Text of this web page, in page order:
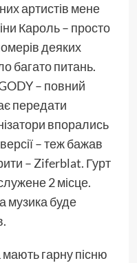
артистів мене
Кароль – просто
деяких
багато питань.
– повний
передати
впорались
– теж бажав
– Ziferblat. Гурт
2 місце.
музика буде
гарну пісню